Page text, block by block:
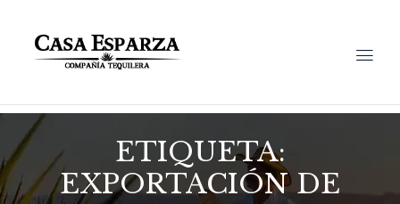
ETIQUETA:
EXPORTACIÓN DE